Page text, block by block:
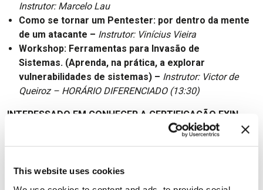
This website uses cookies
Instrutor: Marcelo Lau
Como se tornar um Pentester: por dentro da mente
de um atacante – Instrutor: Vinícius Vieira
Workshop: Ferramentas para Invasão de
Sistemas. (Aprenda, na prática, a explorar
vulnerabilidades de sistemas) – Instrutor: Victor de
Queiroz – HORÁRIO DIFERENCIADO (13:30)
INTERESSADO EM CONHECER A CERTIFICAÇÃO EXIN
Download da Ementa e do Simulado